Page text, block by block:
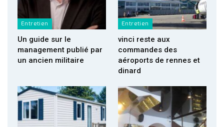
Entretien
Un guide sur le
management publié par
un ancien militaire
Entretien
vinci reste aux
commandes des
aéroports de rennes et
dinard